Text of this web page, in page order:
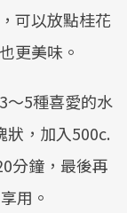
可以放點桂花
更美味。
～5種喜愛的水
狀，加入500c.
分鐘，最後再
用。